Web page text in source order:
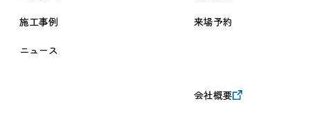
施工事例
ニュース
来場予約
会社概要